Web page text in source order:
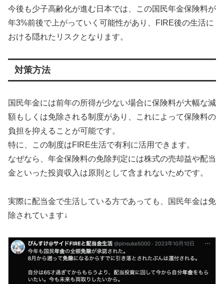
今後も少子高齢化が進む日本では、この国民年金保険料が
年3%前後で上がっていく可能性があり、FIRE後の生活に
おける隠れたリスクとなります。
対策方法
国民年金には前年の所得が少ない場合に保険料が大幅な減
額もしくは免除される制度があり、これによって保険料の
負担を抑えることが可能です。
特に、この制度はFIRE生活で有利に活用できます。
なぜなら、年金保険料の免除判定には株式の売却益や配当
金といった投資収入は原則として含まれないためです。
実際に配当金で生活している方であっても、国民年金は免
除されています↓